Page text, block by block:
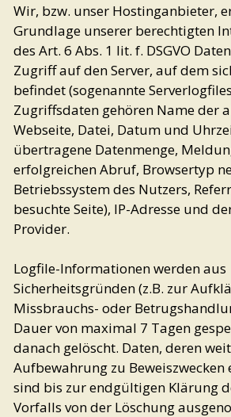
Wir, bzw. unser Hostinganbieter,
Grundlage unserer berechtigten
des Art. 6 Abs. 1 lit. f. DSGVO
Zugriff auf den Server, auf dem
befindet (sogenannte
Zugriffsdaten gehören Name der
Webseite, Datei, Datum und
übertragene Datenmenge,
erfolgreichen Abruf, Browsertyp
Betriebssystem des Nutzers,
besuchte Seite), IP-Adresse und
Provider.
Logfile-Informationen werden aus
Sicherheitsgründen (z.B. zur
Missbrauchs- oder
Dauer von maximal 7 Tagen
danach gelöscht. Daten, deren
Aufbewahrung zu
sind bis zur endgültigen Klärung
Vorfalls von der Löschung